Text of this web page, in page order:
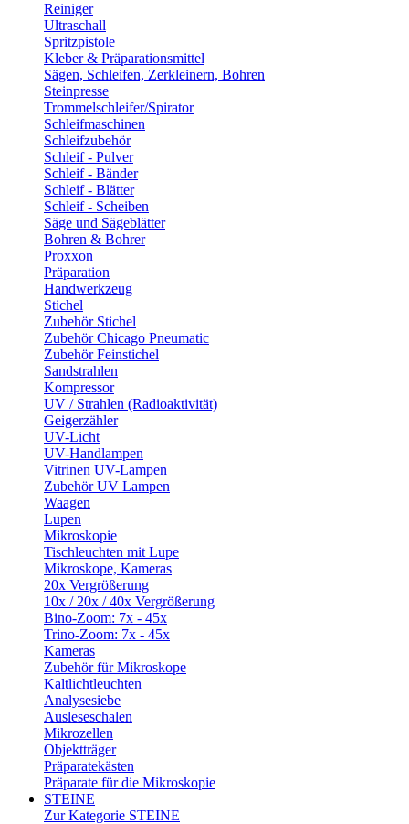
Reiniger
Ultraschall
Spritzpistole
Kleber & Präparationsmittel
Sägen, Schleifen, Zerkleinern, Bohren
Steinpresse
Trommelschleifer/Spirator
Schleifmaschinen
Schleifzubehör
Schleif - Pulver
Schleif - Bänder
Schleif - Blätter
Schleif - Scheiben
Säge und Sägeblätter
Bohren & Bohrer
Proxxon
Präparation
Handwerkzeug
Stichel
Zubehör Stichel
Zubehör Chicago Pneumatic
Zubehör Feinstichel
Sandstrahlen
Kompressor
UV / Strahlen (Radioaktivität)
Geigerzähler
UV-Licht
UV-Handlampen
Vitrinen UV-Lampen
Zubehör UV Lampen
Waagen
Lupen
Mikroskopie
Tischleuchten mit Lupe
Mikroskope, Kameras
20x Vergrößerung
10x / 20x / 40x Vergrößerung
Bino-Zoom: 7x - 45x
Trino-Zoom: 7x - 45x
Kameras
Zubehör für Mikroskope
Kaltlichtleuchten
Analysesiebe
Ausleseschalen
Mikrozellen
Objektträger
Präparatekästen
Präparate für die Mikroskopie
STEINE
Zur Kategorie STEINE